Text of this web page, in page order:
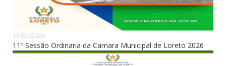
15/05/2026
11º Sessão Ordinaria da Camara Municipal de Loreto 2026